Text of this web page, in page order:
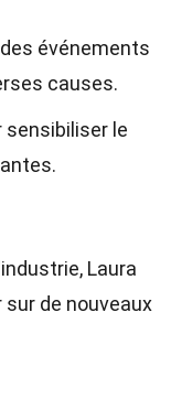
événements
causes.
sensibiliser le
Laura
de nouveaux